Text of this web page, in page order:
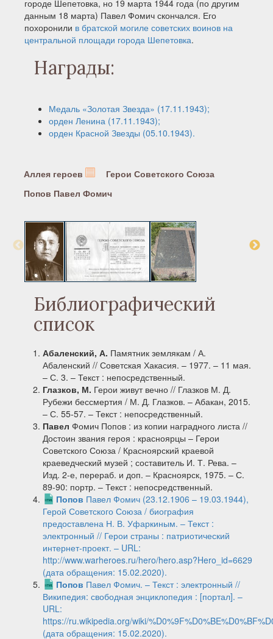
городе Шепетовка, но 19 марта 1944 года (по другим
данным 18 марта) Павел Фомич скончался. Его
похоронили в братской могиле советских воинов на
центральной площади города Шепетовка.
Награды:
Медаль «Золотая Звезда» (17.11.1943);
орден Ленина (17.11.1943);
орден Красной Звезды (05.10.1943).
Аллея героев
Герои Советского Союза
Попов Павел Фомич
Библиографический
список
Абаленский, А. Памятник землякам / А.
Абаленский // Советская Хакасия. – 1977. – 11 мая.
– С. 3. – Текст : непосредственный.
Глазков, М. Герои живут вечно // Глазков М. Д.
Рубежи бессмертия / М. Д. Глазков. – Абакан, 2015.
– С. 55-57. – Текст : непосредственный.
Павел Фомич Попов : из копии наградного листа //
Достоин звания героя : красноярцы – Герои
Советского Союза / Красноярский краевой
краеведческий музей ; составитель И. Т. Рева. –
Изд. 2-е, перераб. и доп. – Красноярск, 1975. – С.
89-90: портр. – Текст : непосредственный.
Попов Павел Фомич (23.12.1906 – 19.03.1944),
Герой Советского Союза / биография
предоставлена Н. В. Уфаркиным. ‒ Текст :
электронный // Герои страны : патриотический
интернет-проект. – URL:
http://www.warheroes.ru/hero/hero.asp?Hero_id=6629
(дата обращения: 15.02.2020).
Попов Павел Фомич. – Текст : электронный //
Википедия: свободная энциклопедия : [портал]. –
URL:
https://ru.wikipedia.org/wiki/
(дата обращения: 15.02.2020).